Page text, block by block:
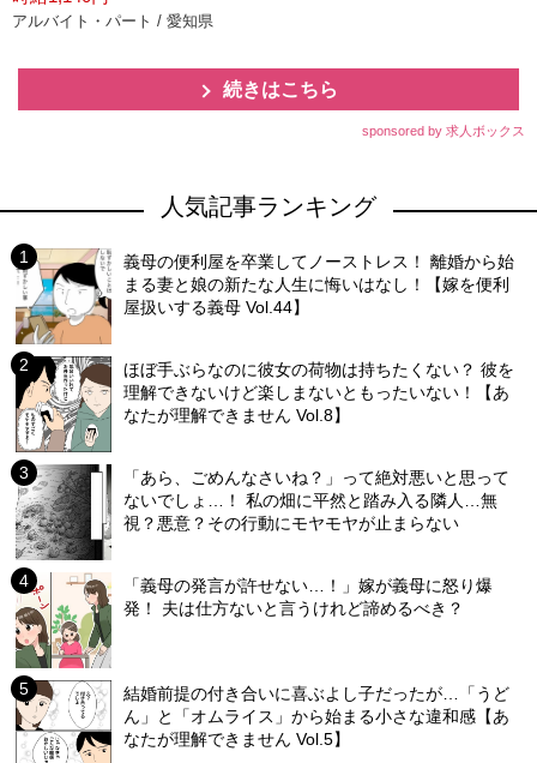
アルバイト・パート / 愛知県
続きはこちら
sponsored by 求人ボックス
人気記事ランキング
義母の便利屋を卒業してノーストレス！ 離婚から始
まる妻と娘の新たな人生に悔いはなし！【嫁を便利
屋扱いする義母 Vol.44】
ほぼ手ぶらなのに彼女の荷物は持ちたくない？ 彼を
理解できないけど楽しまないともったいない！【あ
なたが理解できません Vol.8】
「あら、ごめんなさいね？」って絶対悪いと思って
ないでしょ…！ 私の畑に平然と踏み入る隣人…無
視？悪意？その行動にモヤモヤが止まらない
「義母の発言が許せない…！」嫁が義母に怒り爆
発！ 夫は仕方ないと言うけれど諦めるべき？
結婚前提の付き合いに喜ぶよし子だったが…「うど
ん」と「オムライス」から始まる小さな違和感【あ
なたが理解できません Vol.5】